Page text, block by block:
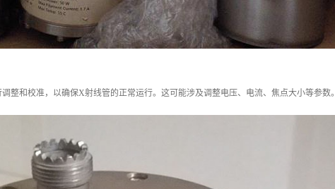
整和校准，以确保X射线管的正常运行。这可能涉及调整电压、电流、焦点大小等参数。